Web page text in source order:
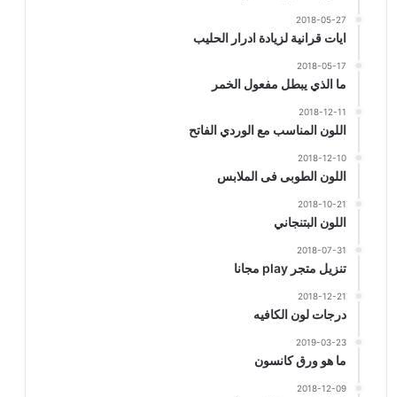
2018-05-27
ايات قرانية لزيادة ادرار الحليب
2018-05-17
ما الذي يبطل مفعول الخمر
2018-12-11
اللون المناسب مع الوردي الفاتح
2018-12-10
اللون الطوبى فى الملابس
2018-10-21
اللون البتنجاني
2018-07-31
تنزيل متجر play مجانا
2018-12-21
درجات لون الكافيه
2019-03-23
ما هو ورق كانسون
2018-12-09